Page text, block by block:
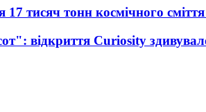
тисяч тонн космічного сміття
відкриття Curiosity